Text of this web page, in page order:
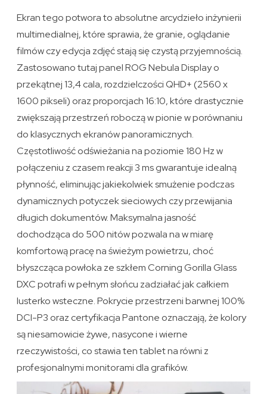
Ekran tego potwora to absolutne arcydzieło inżynierii
multimedialnej, które sprawia, że granie, oglądanie
filmów czy edycja zdjęć stają się czystą przyjemnością.
Zastosowano tutaj panel ROG Nebula Display o
przekątnej 13,4 cala, rozdzielczości QHD+ (2560 x
1600 pikseli) oraz proporcjach 16:10, które drastycznie
zwiększają przestrzeń roboczą w pionie w porównaniu
do klasycznych ekranów panoramicznych.
Częstotliwość odświeżania na poziomie 180 Hz w
połączeniu z czasem reakcji 3 ms gwarantuje idealną
płynność, eliminując jakiekolwiek smużenie podczas
dynamicznych potyczek sieciowych czy przewijania
długich dokumentów. Maksymalna jasność
dochodząca do 500 nitów pozwala na w miarę
komfortową pracę na świeżym powietrzu, choć
błyszcząca powłoka ze szkłem Corning Gorilla Glass
DXC potrafi w pełnym słońcu zadziałać jak całkiem
lusterko wsteczne. Pokrycie przestrzeni barwnej 100%
DCI-P3 oraz certyfikacja Pantone oznaczają, że kolory
są niesamowicie żywe, nasycone i wierne
rzeczywistości, co stawia ten tablet na równi z
profesjonalnymi monitorami dla grafików.